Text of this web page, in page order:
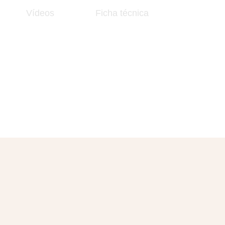
Vídeos Ficha técnica